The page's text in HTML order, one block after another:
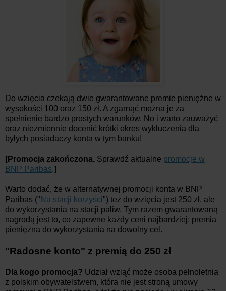
Do wzięcia czekają dwie gwarantowane premie pieniężne w
wysokości 100 oraz 150 zł. A zgarnąć można je za
spełnienie bardzo prostych warunków. No i warto zauważyć
oraz niezmiennie docenić krótki okres wykluczenia dla
byłych posiadaczy konta w tym banku!
[Promocja zakończona. Sprawdź aktualne promocje w
BNP Paribas.]
Warto dodać, że w alternatywnej promocji konta w BNP
Paribas (" Na stacji korzyści") też do wzięcia jest 250 zł, ale
do wykorzystania na stacji paliw. Tym razem gwarantowaną
nagrodą jest to, co zapewne każdy ceni najbardziej: premia
pieniężna do wykorzystania na dowolny cel.
"Radosne konto" z premią do 250 zł
Dla kogo promocja? Udział wziąć może osoba pełnoletnia
z polskim obywatelstwem, która nie jest stroną umowy